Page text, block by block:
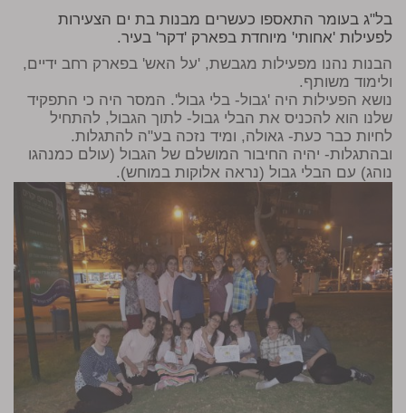
בל"ג בעומר התאספו כעשרים מבנות בת ים הצעירות
לפעילות 'אחותי' מיוחדת בפארק 'דקר' בעיר.
הבנות נהנו מפעילות מגבשת, 'על האש' בפארק רחב ידיים,
ולימוד משותף.
נושא הפעילות היה 'גבול- בלי גבול'. המסר היה כי התפקיד
שלנו הוא להכניס את הבלי גבול- לתוך הגבול, להתחיל
לחיות כבר כעת- גאולה, ומיד נזכה בע"ה להתגלות.
ובהתגלות- יהיה החיבור המושלם של הגבול (עולם כמנהגו
נוהג) עם הבלי גבול (נראה אלוקות במוחש).